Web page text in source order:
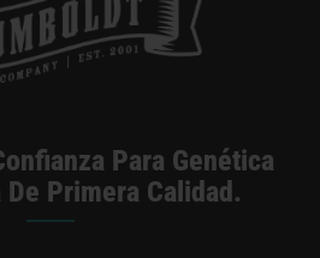
Para Genética
Primera Calidad.